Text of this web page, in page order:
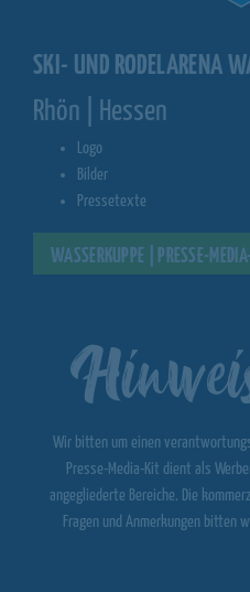
SKI- UND RODELARENA
Rhön | Hessen
Logo
Bilder
Pressetexte
WASSERKUPPE | PRESSE-MEDIA-
Wir bitten um einen
Presse-Media-Kit dient als
angegliederte Bereiche. Die
Fragen und Anmerkungen bitten